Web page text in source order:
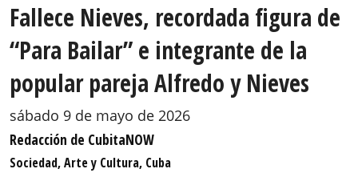
Fallece Nieves, recordada figura de
“Para Bailar” e integrante de la
popular pareja Alfredo y Nieves
sábado 9 de mayo de 2026
Redacción de CubitaNOW
Sociedad, Arte y Cultura, Cuba